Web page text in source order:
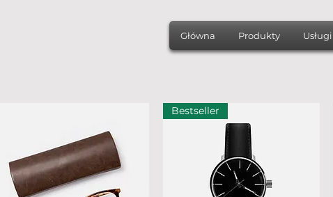
Główna Produkty Usługi
Bestseller